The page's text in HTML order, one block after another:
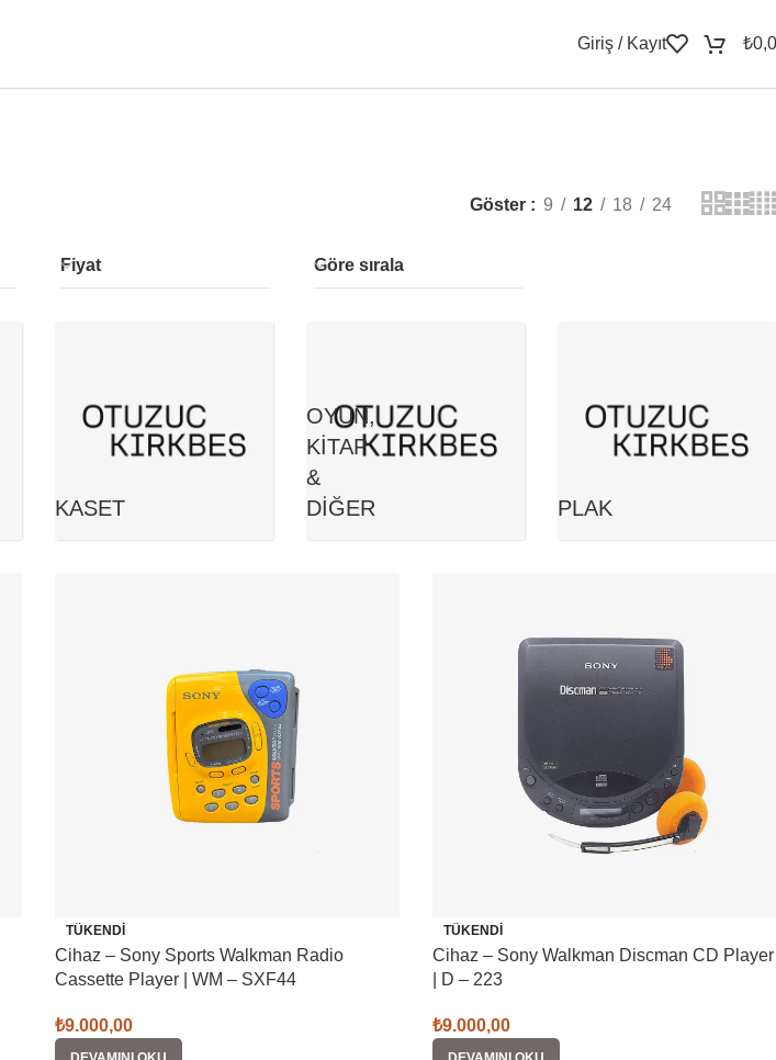
Giriş / Kayıt ₺
Göster 9 12 18 24
Fiyat Göre sırala
KASET
OYUN,
KITAP
&
DIĞER
PLAK
TÜKENDI
Cihaz – Sony Sports Walkman Radio
Cassette Player | WM – SXF44
₺9.000,00
TÜKENDI
Cihaz – Sony Walkman Discman CD Player
| D – 223
₺9.000,00